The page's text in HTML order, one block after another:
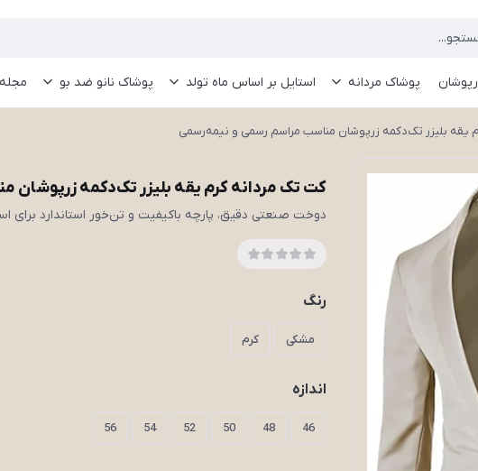
پوشاک مردانه استایل بر اساس ماه تولد پوشاک نانو ضد بو
یقه بلیزر تک‌دکمه زرپوشان مناسب مراسم رسمی و نیمه‌رسمی
کت تک مردانه کرم یقه بلیزر تک‌دکمه
دوخت صنعتی دقیق، پارچه باکیفیت و تن‌خور استاندارد برای
رنگ
مشکی کرم
اندازه
46
48
50
52
54
56